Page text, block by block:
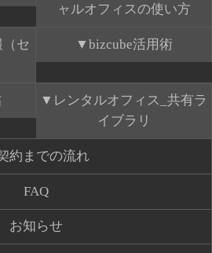
ャルオフィスの使い方
セ
bizcube活用術
レンタルオフィス_共有ラ
イブラリ
約までの流れ
FAQ
お知らせ